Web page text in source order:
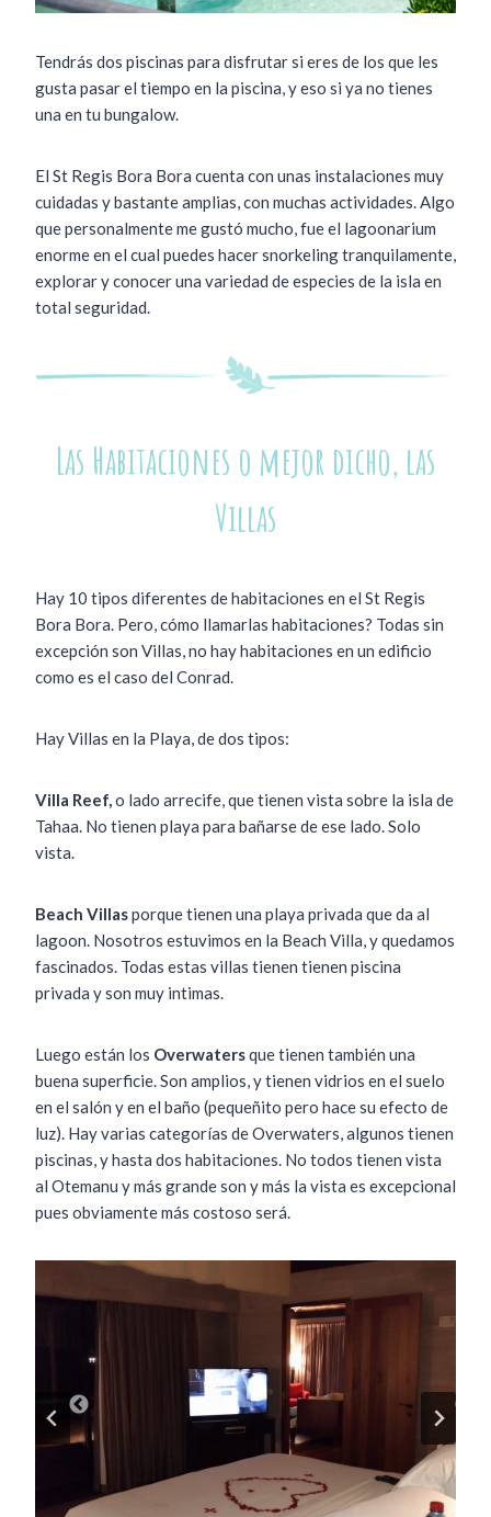
Tendrás dos piscinas para disfrutar si eres de los que les
gusta pasar el tiempo en la piscina, y eso si ya no tienes
una en tu bungalow.
El St Regis Bora Bora cuenta con unas instalaciones muy
cuidadas y bastante amplias, con muchas actividades. Algo
que personalmente me gustó mucho, fue el lagoonarium
enorme en el cual puedes hacer snorkeling tranquilamente,
explorar y conocer una variedad de especies de la isla en
total seguridad.
Las Habitaciones o mejor dicho, las
Villas
Hay 10 tipos diferentes de habitaciones en el St Regis
Bora Bora. Pero, cómo llamarlas habitaciones? Todas sin
excepción son Villas, no hay habitaciones en un edificio
como es el caso del Conrad.
Hay Villas en la Playa, de dos tipos:
Villa Reef,o lado arrecife, que tienen vista sobre la isla de
Tahaa. No tienen playa para bañarse de ese lado. Solo
vista.
Beach Villasporque tienen una playa privada que da al
lagoon. Nosotros estuvimos en la Beach Villa, y quedamos
fascinados. Todas estas villas tienen tienen piscina
privada y son muy intimas.
Luego están los Overwatersque tienen también una
buena superficie. Son amplios, y tienen vidrios en el suelo
en el salón y en el baño (pequeñito pero hace su efecto de
luz). Hay varias categorías de Overwaters, algunos tienen
piscinas, y hasta dos habitaciones. No todos tienen vista
al Otemanu y más grande son y más la vista es excepcional
pues obviamente más costoso será.